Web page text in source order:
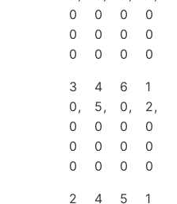
0
0
0
0
0
0
0
0
0
0
0
0
3
0,
0
0
0
4
5,
0
0
0
6
0,
0
0
0
1
2,
0
0
0
2 4 5 1